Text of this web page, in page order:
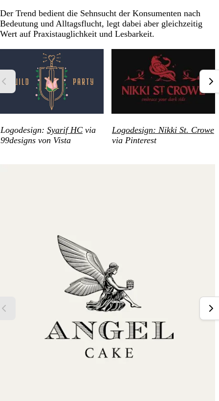
Der Trend bedient die Sehnsucht der Konsumenten nach
Bedeutung und Alltagsflucht, legt dabei aber gleichzeitig
Wert auf Praxistauglichkeit und Lesbarkeit.
Logodesign: Syarif HC via
99designs von Vista
Logodesign: Nikki St. Crowe
via Pinterest